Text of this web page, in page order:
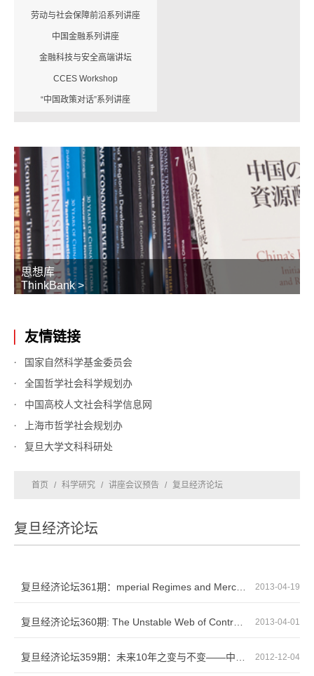
劳动与社会保障前沿系列讲座
中国金融系列讲座
金融科技与安全高端讲坛
CCES Workshop
“中国政策对话”系列讲座
思想库
ThinkBank >
友情链接
国家自然科学基金委员会
全国哲学社会科学规划办
中国高校人文社会科学信息网
上海市哲学社会规划办
复旦大学文科科研处
首页 / 科学研究 / 讲座会议预告 / 复旦经济论坛
复旦经济论坛
2013-04-19
2013-04-01
2012-12-04